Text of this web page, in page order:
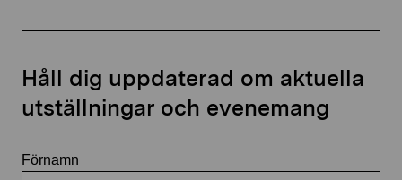
Håll dig uppdaterad om aktuella
utställningar och evenemang
Förnamn